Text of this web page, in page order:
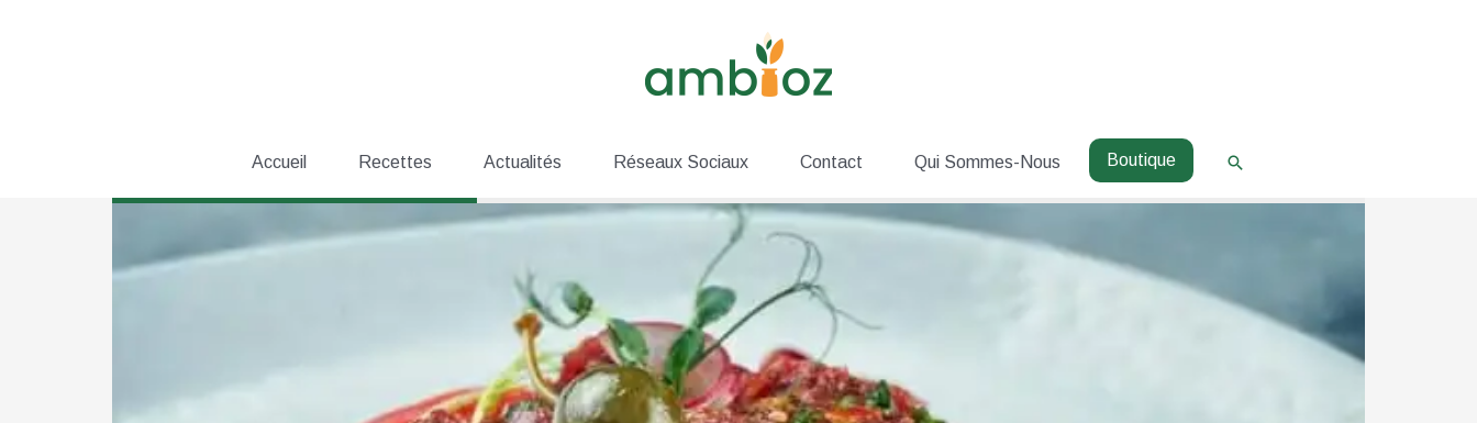
Accueil Recettes Actualités Réseaux Sociaux Contact Qui Sommes-Nous Boutique Rechercher